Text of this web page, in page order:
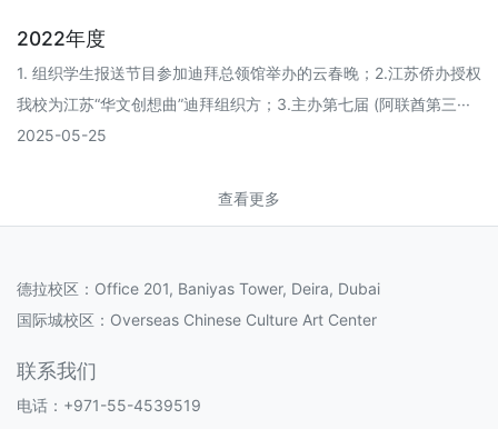
2022年度
1. 组织学生报送节目参加迪拜总领馆举办的云春晚；2.江苏侨办授权
我校为江苏“华文创想曲”迪拜组织方；3.主办第七届 (阿联酋第三···
2025-05-25
查看更多
德拉校区：Office 201, Baniyas Tower, Deira, Dubai
国际城校区：Overseas Chinese Culture Art Center
联系我们
电话：+971-55-4539519